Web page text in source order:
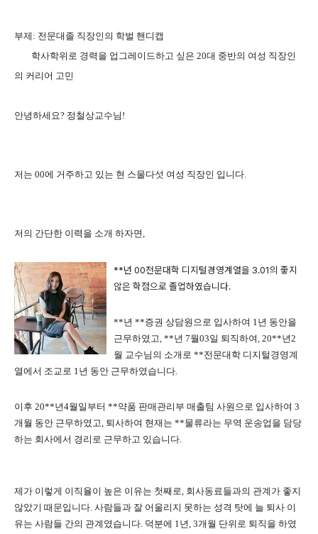
부제: 전문대졸 직장인의 학벌 핸디캡
학사학위로 경력을 업그레이드하고 싶은 20대 중반의 여성 직장인
의 커리어 고민
안녕하세요? 정철상교수님!
저는 00에 거주하고 있는 현 스물다섯 여성 직장인 입니다.
저의 간단한 이력을 소개 하자면,
**년 00전문대학 디지털경영계열을 3.01의 좋지
않은 학점으로 졸업하였습니다.
**년 **증권 상담원으로 입사하여 1년 동안을
근무하였고, **년 7월03일 퇴직하여, 20**년2
월 교수님의 소개로 **전문대학 디지털경영계
열에서 조교로 1년 동안 근무하였습니다.
이후 20**년4월일부터 **약품 판매관리부 매출팀 사원으로 입사하여 3
개월 동안 근무하였고, 퇴사하여 현재는 **물류라는 무역 운송업을 담당
하는 회사에서 경리로 근무하고 있습니다.
제가 이렇게 이직율이 높은 이유는 첫째로, 회사동료들과의 관계가 좋지
않았기 때문입니다. 사람들과 잘 어울리지 못하는 성격 탓에 늘 퇴사 이
유는 사람들 간의 관계였습니다. 덕분에 1년, 3개월 단위로 퇴직을 하였